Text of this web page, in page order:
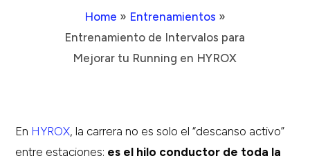
Home » Entrenamientos »
Entrenamiento de Intervalos para
Mejorar tu Running en HYROX
En HYROX, la carrera no es solo el “descanso activo”
entre estaciones: es el hilo conductor de toda la